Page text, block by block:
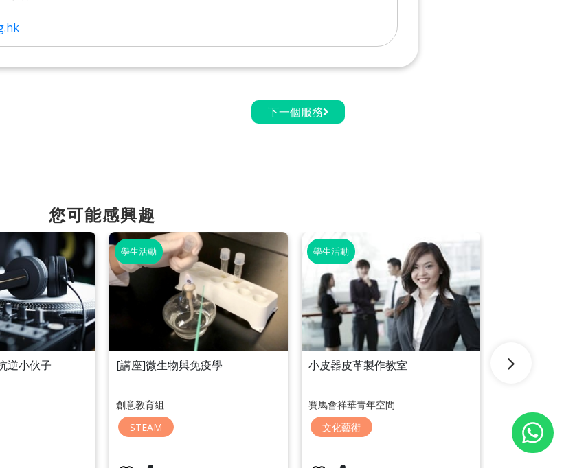
下一個服務
您可能感興趣
逆小伙子
學生活動
[講座]微生物與免疫學
創意教育組
STEAM
學生活動
小皮器皮革製作教室
賽馬會祥華青年空間
文化藝術
基本配音剪
媒體及創新
數碼青年